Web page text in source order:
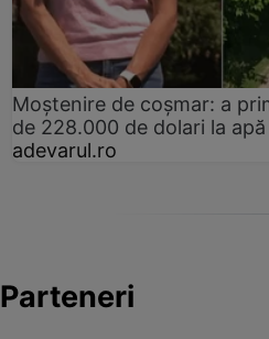
Moștenire de coșmar: a
de 228.000 de dolari la
adevarul.ro
Parteneri